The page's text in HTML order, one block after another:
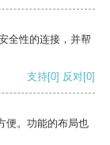
全性的连接，并帮
支持[0] 反对[0]
便。功能的布局也